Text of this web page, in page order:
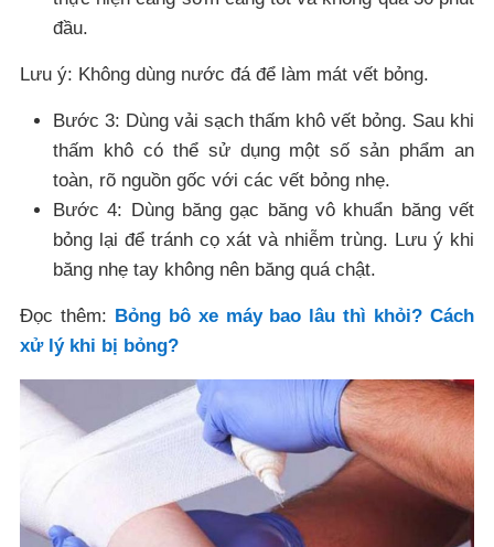
đầu.
Lưu ý: Không dùng nước đá để làm mát vết bỏng.
Bước 3: Dùng vải sạch thấm khô vết bỏng. Sau khi
thấm khô có thể sử dụng một số sản phẩm an
toàn, rõ nguồn gốc với các vết bỏng nhẹ.
Bước 4: Dùng băng gạc băng vô khuẩn băng vết
bỏng lại để tránh cọ xát và nhiễm trùng. Lưu ý khi
băng nhẹ tay không nên băng quá chật.
Đọc thêm: Bỏng bô xe máy bao lâu thì khỏi? Cách
xử lý khi bị bỏng?